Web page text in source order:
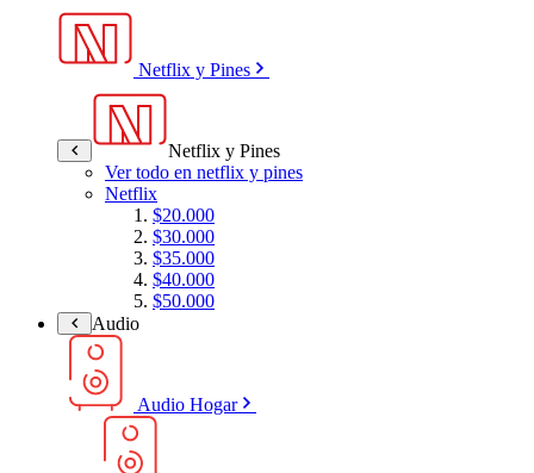
Netflix y Pines
Netflix y Pines
Ver todo en netflix y pines
Netflix
$20.000
$30.000
$35.000
$40.000
$50.000
Audio
Audio Hogar